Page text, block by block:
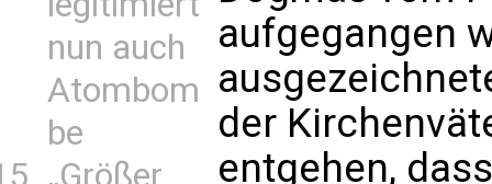
nun auch
Atombom
be
„Größer
aufgegangen
der
entgehen,